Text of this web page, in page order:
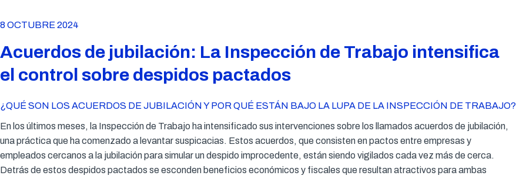
8 OCTUBRE 2024
Acuerdos de jubilación: La Inspección de Trabajo intensifica
el control sobre despidos pactados
¿QUÉ SON LOS ACUERDOS DE JUBILACIÓN Y POR QUÉ ESTÁN BAJO LA LUPA DE LA INSPECCIÓN DE TRABAJO?
En los últimos meses, la Inspección de Trabajo ha intensificado sus intervenciones sobre los llamados acuerdos de jubilación,
una práctica que ha comenzado a levantar suspicacias. Estos acuerdos, que consisten en pactos entre empresas y
empleados cercanos a la jubilación para simular un despido improcedente, están siendo vigilados cada vez más de cerca.
Detrás de estos despidos pactados se esconden beneficios económicos y fiscales que resultan atractivos para ambas